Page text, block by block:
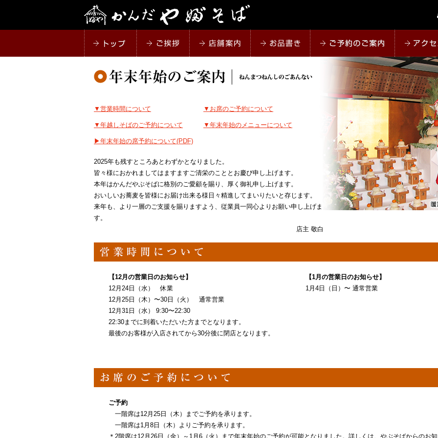
▼営業時間について ▼お席のご予約について
▼年越しそばのご予約について ▼年末年始のメニューについて
▶︎年末年始の席予約について(PDF)
2025年も残すところあとわずかとなりました。
皆々様におかれましてはますますご清栄のこととお慶び申し上げます。
本年はかんだやぶそばに格別のご愛顧を賜り、厚く御礼申し上げます。
おいしいお蕎麦を皆様にお届け出来る様日々精進してまいりたいと存じます。
来年も、より一層のご支援を賜りますよう、従業員一同心よりお願い申し上げま
す。
店主 敬白
【12月の営業日のお知らせ】
12月24日（水） 休業
12月25日（木）〜30日（火） 通常営業
12月31日（水） 9:30〜22:30
22:30までに到着いただいた方までとなります。
最後のお客様が入店されてから30分後に閉店となります。
【1月の営業日のお知らせ】
1月4日（日）〜 通常営業
ご予約
一階席は12月25日（木）までご予約を承ります。
一階席は1月8日（木）よりご予約を承ります。
＊2階席は12月26日（金）～1月6（火）まで年末年始のご予約が可能となりました。詳しくは、やぶそばからのお知